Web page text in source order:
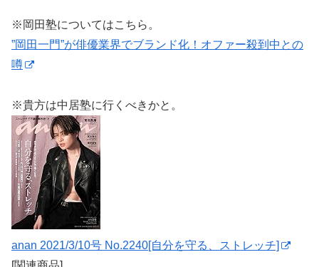
※岡田塾についてはこちら。
”岡田一門”が俳優業界でブランド化！オファー殺到中との
噂
※貴方は中居塾に行くべきかと。
anan 2021/3/10号 No.2240[自分を守る、ストレッチ]